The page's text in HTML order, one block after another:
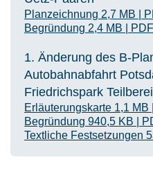
Planzeichnung 2,7 MB
Begründung 2,4 MB PDF
1. Änderung des B-
Autobahnabfahrt
Friedrichspark
Erläuterungskarte 1,1 MB
Begründung 940,5 KB
Textliche Festsetzungen